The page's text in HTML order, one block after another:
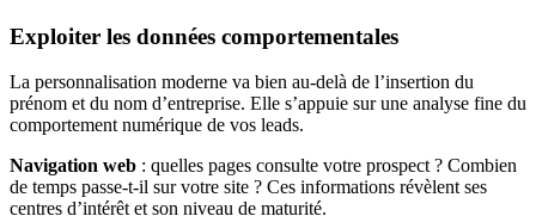
Exploiter les données comportementales
La personnalisation moderne va bien au-delà de l’insertion du
prénom et du nom d’entreprise. Elle s’appuie sur une analyse fine du
comportement numérique de vos leads.
Navigation web : quelles pages consulte votre prospect ? Combien
de temps passe-t-il sur votre site ? Ces informations révèlent ses
centres d’intérêt et son niveau de maturité.